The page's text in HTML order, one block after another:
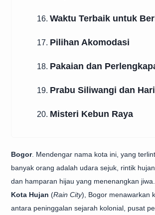
16. Waktu Terbaik untuk
17. Pilihan Akomodasi
18. Pakaian dan
19. Prabu Siliwangi dan
20. Misteri Kebun Raya
Bogor. Mendengar nama kota ini, yang
banyak orang adalah udara sejuk, rintik
dan hamparan hijau yang menenangkan
Kota Hujan (Rain City), Bogor menawarkan
antara peninggalan sejarah kolonial, pusat